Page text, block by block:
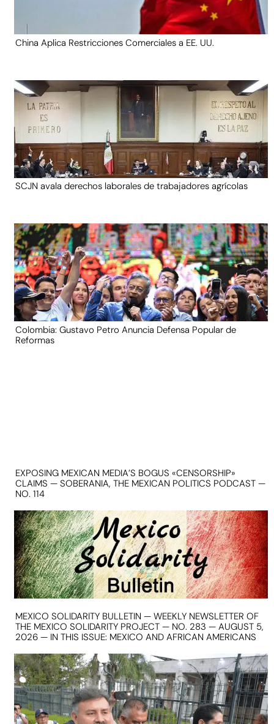
China Aplica Restricciones Comerciales a EE. UU.
SCJN avala derechos laborales de trabajadores agrícolas
Colombia: Gustavo Petro Anuncia Defensa Popular de
Reformas
EXPOSING MEXICAN MEDIA’S BOGUS «CENSORSHIP»
CLAIMS — SOBERANIA, THE MEXICAN POLITICS PODCAST —
NO. 114
MEXICO SOLIDARITY BULLETIN — WEEKLY NEWSLETTER OF
THE MEXICO SOLIDARITY PROJECT — NO. 283 — AUGUST 5,
2026 — IN THIS ISSUE: MEXICO AND AFRICAN AMERICANS